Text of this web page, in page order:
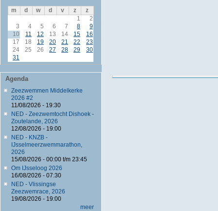
m d w d v z
z
1
2
3
4 5 6 7 8
9
10
11 12 13 14 15
16
17
18 19 20 21 22
23
24
25 26 27 28 29
30
31
Agenda
Zeezwemmen Middelkerke
2026 #2
11/08/2026 - 19:30
NED - Zeezwemtocht Dishoek -
Zoutelande, 2026
12/08/2026 - 19:00
NED - KNZB -
IJsselmeerzwemmarathon,
2026
15/08/2026 - 00:00t/m 23:45
Om IJsseloog 2026
16/08/2026 - 07:30
NED - Vlissingse
Zeezwemrace, 2026
19/08/2026 - 19:00
meer